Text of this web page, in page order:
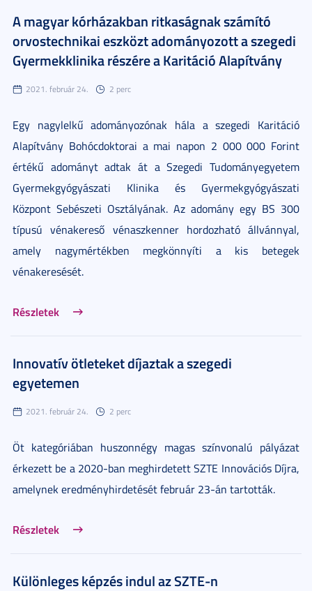
A magyar kórházakban ritkaságnak számító
orvostechnikai eszközt adományozott a szegedi
Gyermekklinika részére a Karitáció Alapítvány
2021. február 24. 2 perc
Egy nagylelkű adományozónak hála a szegedi Karitáció
Alapítvány Bohócdoktorai a mai napon 2 000 000 Forint
értékű adományt adtak át a Szegedi Tudományegyetem
Gyermekgyógyászati Klinika és Gyermekgyógyászati
Központ Sebészeti Osztályának. Az adomány egy BS 300
típusú vénakereső vénaszkenner hordozható állvánnyal,
amely nagymértékben megkönnyíti a kis betegek
vénakeresését.
Részletek
Innovatív ötleteket díjaztak a szegedi
egyetemen
2021. február 24. 2 perc
Öt kategóriában huszonnégy magas színvonalú pályázat
érkezett be a 2020-ban meghirdetett SZTE Innovációs Díjra,
amelynek eredményhirdetését február 23-án tartották.
Részletek
Különleges képzés indul az SZTE-n